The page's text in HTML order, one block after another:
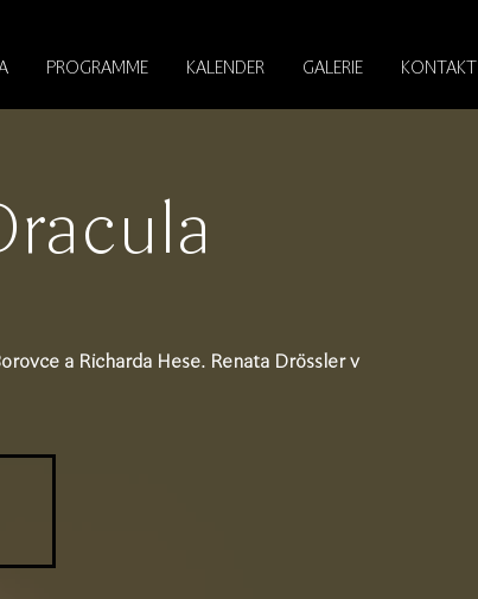
PROGRAMME KALENDER GALERIE KONTAKT
a Richarda Hese. Renata Drössler v